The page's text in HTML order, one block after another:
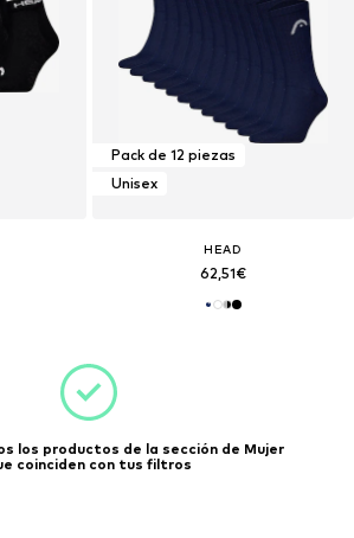
Pack de 12 piezas
Unisex
HEAD
62,51€
los productos de la sección de Mujer
coinciden con tus filtros